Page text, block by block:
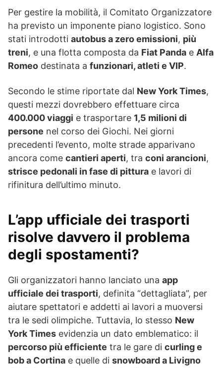
Per gestire la mobilità, il Comitato Organizzatore
ha previsto un imponente piano logistico. Sono
stati introdotti autobus a zero emissioni, più
treni, e una flotta composta da Fiat Panda e Alfa
Romeo destinata a funzionari, atleti e VIP.
Secondo le stime riportate dal New York Times,
questi mezzi dovrebbero effettuare circa
400.000 viaggi e trasportare 1,5 milioni di
persone nel corso dei Giochi. Nei giorni
precedenti l’evento, molte strade apparivano
ancora come cantieri aperti, tra coni arancioni,
strisce pedonali in fase di pittura e lavori di
rifinitura dell’ultimo minuto.
L’app ufficiale dei trasporti
risolve davvero il problema
degli spostamenti?
Gli organizzatori hanno lanciato una app
ufficiale dei trasporti, definita “dettagliata”, per
aiutare spettatori e addetti ai lavori a muoversi
tra le sedi olimpiche. Tuttavia, lo stesso New
York Times evidenzia un dato emblematico: il
percorso più efficiente tra le gare di curling e
bob a Cortina e quelle di snowboard a Livigno